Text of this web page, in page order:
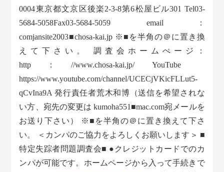
0004東京都文京区後楽2-3-8第6松屋ビル301 Tel03-
5684-5058Fax03-5684-5059 email：
comjansite2003■chosa-kai.jp ※■を半角の＠に置き換
えて下さい。 調査会ホームぺージ：
http：//www.chosa-kai.jp/ YouTube
https://www.youtube.com/channel/UCECjVKicFLLut5-
qCvIna9A 発行責任者荒木和博（送信を希望されな
い方、宛先の変更は kumoha551■mac.com宛メールを
お送り下さい） ※■を半角の＠に置き換えて下さ
い。 ＜カンパのご協力をよろしくお願いします＞ ■
特定失踪者問題調査会■ ●クレジットカードでのカ
ンパが可能です。ホームページから入って手続きで